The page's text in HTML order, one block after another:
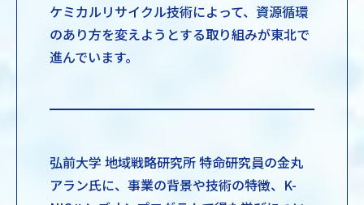
ケミカルリサイクル技術によって、資源循環
のあり方を変えようとする取り組みが東北で
進んでいます。
弘前大学 地域戦略研究所 特命研究員の金丸
アラン氏に、事業の背景や技術の特徴、K-